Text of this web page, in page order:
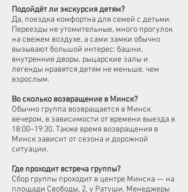
Подойдёт ли экскурсия детям?
Да, поездка комфортна для семей с детьми.
Переезды не утомительные, много прогулок
на свежем воздухе, а сами замки обычно
вызывают большой интерес: башни,
внутренние дворы, рыцарские залы и
легенды нравятся детям не меньше, чем
взрослым.
Во сколько возвращение в Минск?
Обычно группа возвращается в Минск
вечером, в зависимости от времени выезда в
18:00–19:30. Также время возвращения в
Минск зависит от сезона и дорожной
ситуации.
Где проходит встреча группы?
Сбор группы проходит в центре Минска — на
площади Свободы, 2, у Ратуши. Менеджеры